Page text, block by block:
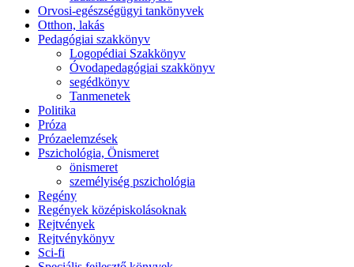
Orvosi-egészségügyi tankönyvek
Otthon, lakás
Pedagógiai szakkönyv
Logopédiai Szakkönyv
Óvodapedagógiai szakkönyv
segédkönyv
Tanmenetek
Politika
Próza
Prózaelemzések
Pszichológia, Önismeret
önismeret
személyiség pszichológia
Regény
Regények középiskolásoknak
Rejtvények
Rejtvénykönyv
Sci-fi